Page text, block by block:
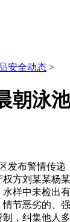
安全动态 >
朝泳
布警情传递
方刘某某杨
样中未检出
节恶劣的、
，纠集他人